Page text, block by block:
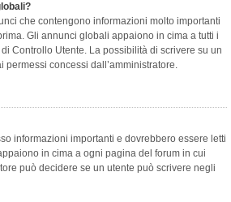
che contengono informazioni molto importanti
Gli annunci globali appaiono in cima a tutti i
Controllo Utente. La possibilità di scrivere su un
concessi dall’amministratore.
informazioni importanti e dovrebbero essere letti
in cima a ogni pagina del forum in cui
può decidere se un utente può scrivere negli